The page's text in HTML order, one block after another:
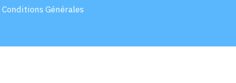
Conditions Générales